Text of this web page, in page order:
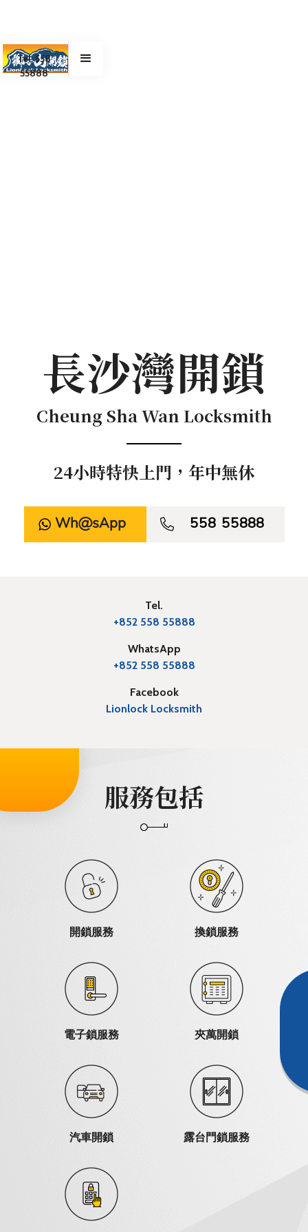
Tel. 558
55888
長沙灣開鎖
Cheung Sha Wan Locksmith
24小時特快上門，年中無休
WhatsApp  558 55888
Tel.
+852 558 55888
WhatsApp
+852 558 55888
Facebook
Lionlock Locksmith
服務包括
開鎖服務 換鎖服務
電子鎖服務 夾萬開鎖
汽車開鎖 露台門鎖服務